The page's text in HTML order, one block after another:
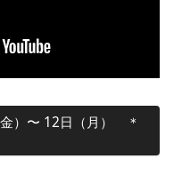
金）〜 12日（月） ＊